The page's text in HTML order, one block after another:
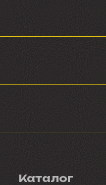
Каталог